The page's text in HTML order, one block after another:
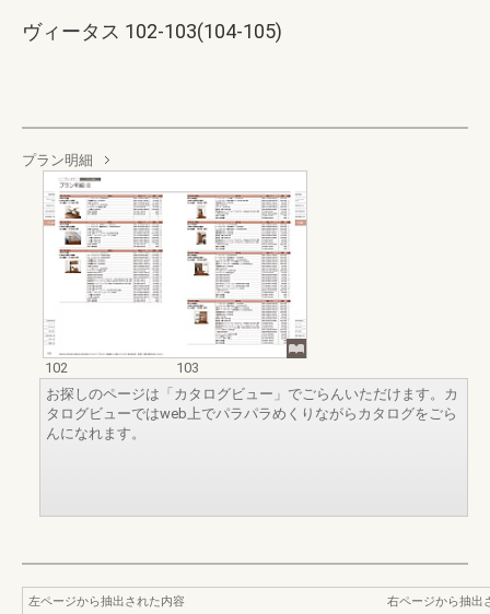
ヴィータス 102-103(104-105)
プラン明細
102
103
お探しのページは「カタログビュー」でごらんいただけます。カ
タログビューではweb上でパラパラめくりながらカタログをごら
んになれます。
左ページから抽出された内容
右ページから抽出